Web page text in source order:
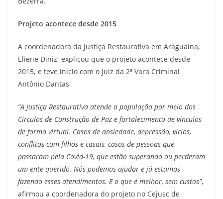
Projeto acontece desde 2015
A coordenadora da Justiça Restaurativa em Araguaína,
Eliene Diniz, explicou que o projeto acontece desde
2015, e teve início com o juiz da 2ª Vara Criminal
Antônio Dantas.
“A Justiça Restaurativa atende a população por meio dos
Círculos de Construção de Paz e fortalecimento de vínculos
de forma virtual. Casos de ansiedade, depressão, vícios,
conflitos com filhos e casais, casos de pessoas que
passaram pela Covid-19, que estão superando ou perderam
um ente querido. Nós podemos ajudar e já estamos
fazendo esses atendimentos. E o que é melhor, sem custos”,
afirmou a coordenadora do projeto no Cejusc de